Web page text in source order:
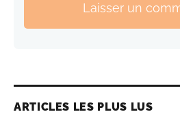
Laisser un
ARTICLES LES PLUS LUS